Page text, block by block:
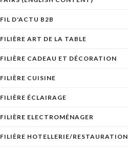
FIL D'ACTU B2B
FILIÈRE ART DE LA TABLE
FILIÈRE CADEAU ET DÉCORATION
FILIÈRE CUISINE
FILIÈRE ÉCLAIRAGE
FILIÈRE ELECTROMÉNAGER
FILIÈRE HOTELLERIE/RESTAURATION